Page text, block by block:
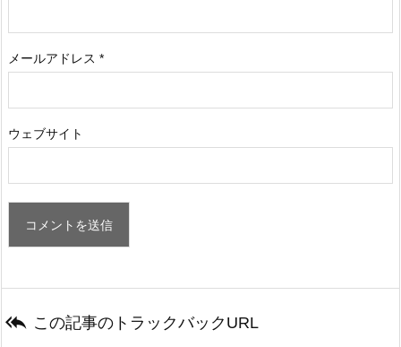
メールアドレス *
ウェブサイト
 この記事のトラックバックURL